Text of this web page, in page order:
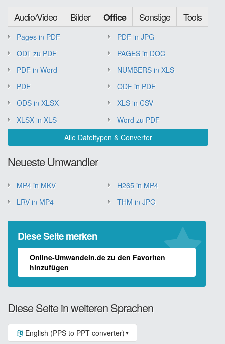
Audio/Video Bilder Office Sonstige Tools
Pages in PDF
PDF in JPG
ODT zu PDF
PAGES in DOC
PDF in Word
NUMBERS in XLS
PDF
ODF in PDF
ODS in XLSX
XLS in CSV
XLSX in XLS
Word zu PDF
Alle Dateitypen & Converter
Neueste Umwandler
MP4 in MKV
H265 in MP4
LRV in MP4
THM in JPG
Diese Seite merken
Online-Umwandeln.de zu den Favoriten
hinzufügen
Diese Seite in weiteren Sprachen
English (PPS to PPT converter) ▼